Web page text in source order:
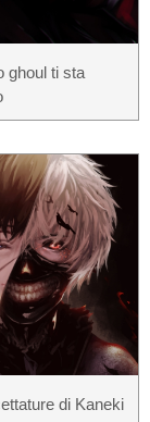
ghoul ti sta
di Kaneki